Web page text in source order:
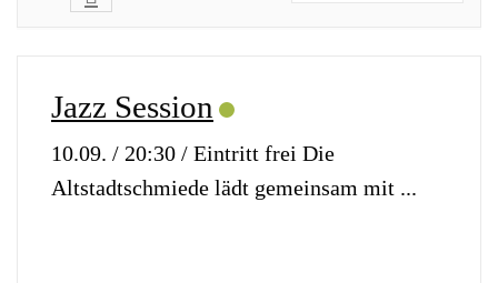
Jazz Session
10.09. / 20:30 / Eintritt frei Die
Altstadtschmiede lädt gemeinsam mit ...